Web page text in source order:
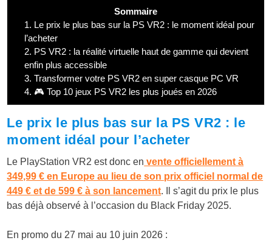
Sommaire
1. Le prix le plus bas sur la PS VR2 : le moment idéal pour
l’acheter
2. PS VR2 : la réalité virtuelle haut de gamme qui devient
enfin plus accessible
3. Transformer votre PS VR2 en super casque PC VR
4. 🎮 Top 10 jeux PS VR2 les plus joués en 2026
Le prix le plus bas sur la PS VR2 : le
moment idéal pour l’acheter
Le PlayStation VR2 est donc en vente officiellement à
349,99 € en Europe au lieu de son prix officiel normal de
449 € et de 599 € à son lancement. Il s’agit du prix le plus
bas déjà observé à l’occasion du Black Friday 2025.
En promo du 27 mai au 10 juin 2026 :